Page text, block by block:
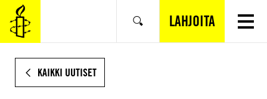
SIIRRY
VARSINAISEEN
SISÄLTÖÖN
Hae LAHJOITA
KAIKKI UUTISET